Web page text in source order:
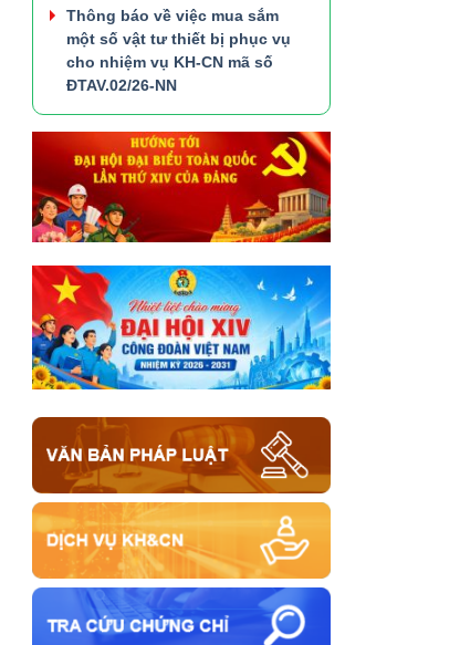
Thông báo về việc mua sắm
một số vật tư thiết bị phục vụ
cho nhiệm vụ KH-CN mã số
ĐTAV.02/26-NN